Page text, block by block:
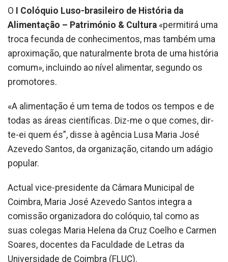
O
I Colóquio Luso-brasileiro de História da
Alimentação – Património & Cultura «permitirá uma
troca fecunda de conhecimentos, mas também uma
aproximação, que naturalmente brota de uma história
comum», incluindo ao nível alimentar, segundo os
promotores.
«A alimentação é um tema de todos os tempos e de
todas as áreas científicas. Diz-me o que comes, dir-
te-ei quem és”, disse à agência Lusa Maria José
Azevedo Santos, da organização, citando um adágio
popular.
Actual vice-presidente da Câmara Municipal de
Coimbra, Maria José Azevedo Santos integra a
comissão organizadora do colóquio, tal como as
suas colegas Maria Helena da Cruz Coelho e Carmen
Soares, docentes da Faculdade de Letras da
Universidade de Coimbra (FLUC).